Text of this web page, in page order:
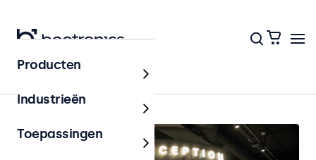
Home
Producten
Industrieën
Toepassingen